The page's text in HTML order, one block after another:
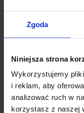
Zgoda
Niniejsza strona
Wykorzystujemy
i reklam, aby
analizować ruch w
korzystasz z naszej